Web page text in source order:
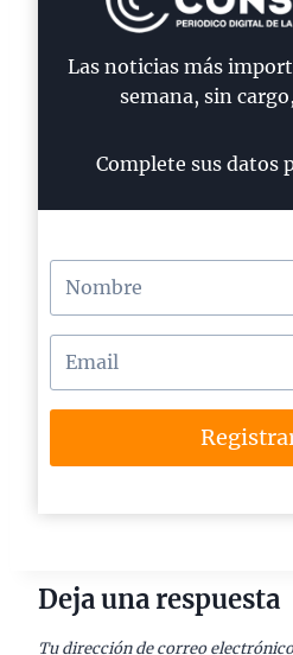
Las noticias más
semana, sin
Complete sus datos
Deja una respuesta
Tu dirección de correo